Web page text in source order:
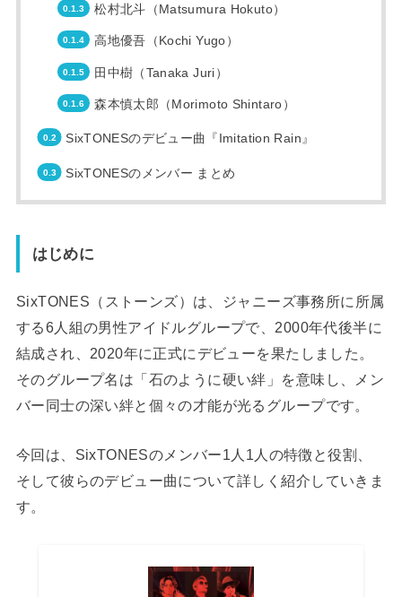
松村北斗（Matsumura Hokuto）
高地優吾（Kochi Yugo）
田中樹（Tanaka Juri）
森本慎太郎（Morimoto Shintaro）
SixTONESのデビュー曲『Imitation Rain』
SixTONESのメンバー まとめ
はじめに
SixTONES（ストーンズ）は、ジャニーズ事務所に所属
する6人組の男性アイドルグループで、2000年代後半に
結成され、2020年に正式にデビューを果たしました。
そのグループ名は「石のように硬い絆」を意味し、メン
バー同士の深い絆と個々の才能が光るグループです。
今回は、SixTONESのメンバー1人1人の特徴と役割、
そして彼らのデビュー曲について詳しく紹介していきま
す。